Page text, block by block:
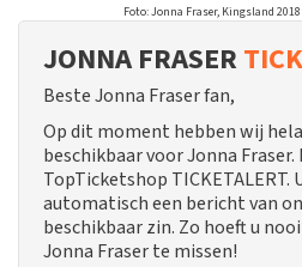
Foto: Jonna Fraser, Kingsland
JONNA FRASER
Beste Jonna Fraser fan,
Op dit moment hebben wij
beschikbaar voor Jonna Fraser.
TopTicketshop TICKETALERT.
automatisch een bericht van
beschikbaar zin. Zo hoeft u
Jonna Fraser te missen!